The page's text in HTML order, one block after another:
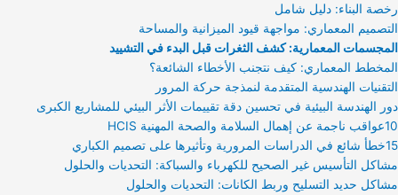
رخصة البناء: دليل شامل
التصميم المعماري: مواجهة قيود الميزانية والمساحة
المجسمات المعمارية: كشف الثغرات قبل البدء في التشييد
المخطط المعماري: كيف نتجنب الأخطاء الشائعة؟
التقنيات الهندسية المتقدمة لنمذجة حركة المرور
دور الهندسة البيئية في تحسين دقة تقييمات الأثر البيئي للمشاريع الكبرى
10عواقب ناجمة عن إهمال السلامة والصحة المهنية HCIS
15خطأ شائع في الدراسات المرورية وتأثيرها على تصميم الكباري
مشاكل التأسيس غير الصحيح للكهرباء والسباكة: التحديات والحلول
مشاكل حديد التسليح وربط الكانات: التحديات والحلول